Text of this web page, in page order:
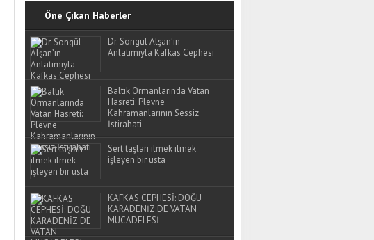
Öne Çıkan Haberler
Dr. Songül Alşan’ın
Anlatımıyla Kafkas Cephesi
Baltık Ormanlarında Vatan
Hasreti: Plevne
Kahramanlarının Sessiz
İstirahati
Sert taşları ilmek ilmek
işleyen bir usta
KAFKAS CEPHESİ: DOĞU
KARADENİZ'DE VATAN
MÜCADELESİ